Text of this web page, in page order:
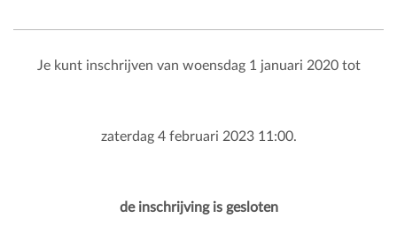
Je kunt inschrijven van woensdag 1 januari 2020 tot
zaterdag 4 februari 2023 11:00.
de inschrijving is gesloten